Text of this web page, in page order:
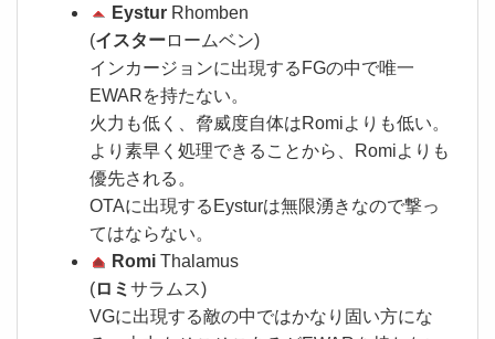
Eystur Rhomben
(イスターロームベン)
インカージョンに出現するFGの中で唯一
EWARを持たない。
火力も低く、脅威度自体はRomiよりも低い。
より素早く処理できることから、Romiよりも
優先される。
OTAに出現するEysturは無限湧きなので撃っ
てはならない。
Romi Thalamus
(ロミ サラムス)
VGに出現する敵の中ではかなり固い方にな